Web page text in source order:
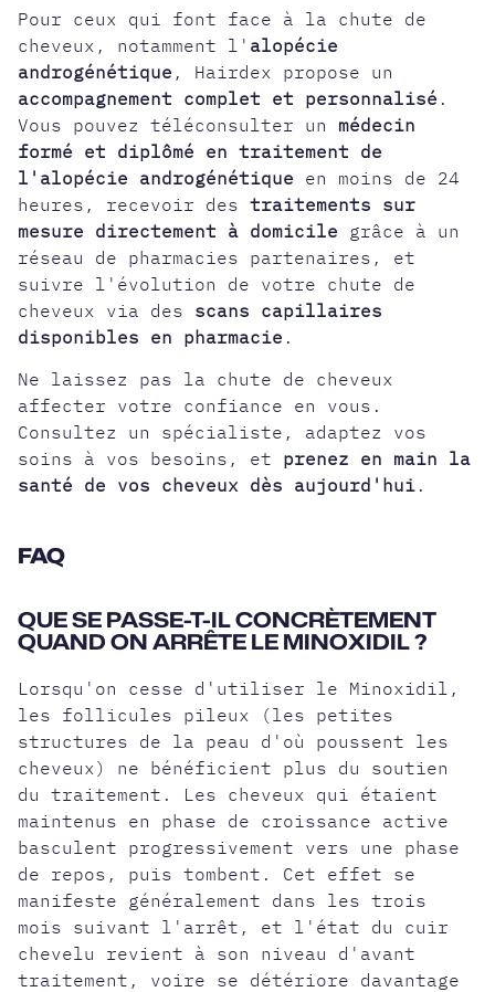
Pour ceux qui font face à la chute de
cheveux, notamment l' alopécie
androgénétique , Hairdex propose un
accompagnement complet et personnalisé .
Vous pouvez téléconsulter un médecin
formé et diplômé en traitement de
l'alopécie androgénétique en moins de 24
heures, recevoir destraitements sur
mesure directement à domicile grâce à un
réseau de pharmacies partenaires, et
suivre l'évolution de votre chute de
cheveux via des scans capillaires
disponibles en pharmacie .
Ne laissez pas la chute de cheveux
affecter votre confiance en vous.
Consultez un spécialiste, adaptez vos
soins à vos besoins, et prenez en main la
santé de vos cheveux dès aujourd'hui .
FAQ
QUE SE PASSE-T-IL CONCRÈTEMENT
QUAND ON ARRÊTE LE MINOXIDIL ?
Lorsqu'on cesse d'utiliser le Minoxidil,
les follicules pileux (les petites
structures de la peau d'où poussent les
cheveux) ne bénéficient plus du soutien
du traitement. Les cheveux qui étaient
maintenus en phase de croissance active
basculent progressivement vers une phase
de repos, puis tombent. Cet effet se
manifeste généralement dans les trois
mois suivant l'arrêt, et l'état du cuir
chevelu revient à son niveau d'avant
traitement, voire se détériore davantage